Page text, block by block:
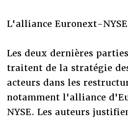
L'alliance Euronext-NYSE
Les deux dernières
traitent de la stratégie
acteurs dans les
notamment l'alliance
NYSE. Les auteurs